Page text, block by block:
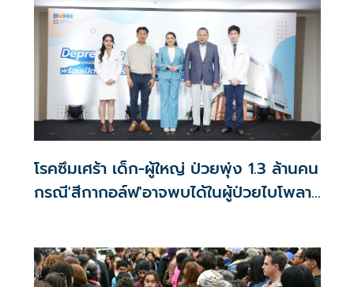
โรคซึมเศร้า เด็ก-ผู้ใหญ่ ป่วยพุ่ง 1.3 ล้านคน
กรณี'สีกากอล์ฟ'อาจพบได้ในผู้ป่วยไบโพลาร์